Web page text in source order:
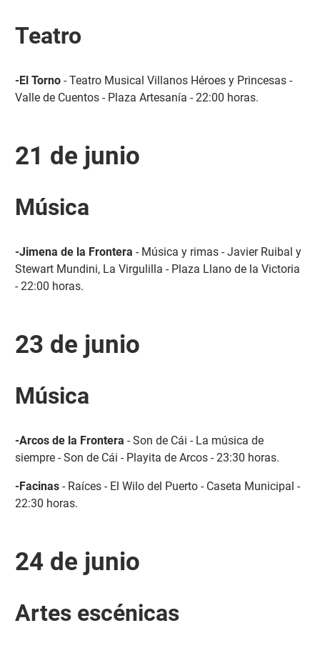
Teatro
-El Torno- Teatro Musical Villanos Héroes y Princesas -
Valle de Cuentos - Plaza Artesanía - 22:00 horas.
21 de junio
Música
-Jimena de la Frontera - Música y rimas - Javier Ruibal y
Stewart Mundini, La Virgulilla - Plaza Llano de la Victoria
- 22:00 horas.
23 de junio
Música
-Arcos de la Frontera - Son de Cái - La música de
siempre - Son de Cái - Playita de Arcos - 23:30 horas.
-Facinas- Raíces - El Wilo del Puerto - Caseta Municipal -
22:30 horas.
24 de junio
Artes escénicas